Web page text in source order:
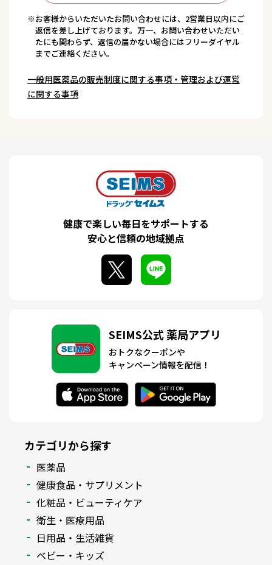
※お客様からいただいたお問い合わせには、2営業日以内にご
返信を差し上げております。万一、お問い合わせいただい
たにも関わらず、返信の届かない場合にはフリーダイヤル
までご連絡ください。
一般用医薬品の販売制度に関する事項・管理および運営
に関する事項
健康で楽しい毎日をサポートする
安心と信頼の地域拠点
SEIMS公式 薬局アプリ
おトクなクーポンや
キャンペーン情報を配信！
カテゴリから探す
医薬品
健康食品・サプリメント
化粧品・ビューティケア
衛生・医療用品
日用品・生活雑貨
ベビー・キッズ